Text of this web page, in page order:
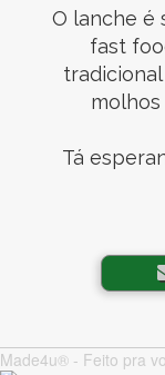
O lanche é
fast
molhos
Tá
Made4u® - Feito pra